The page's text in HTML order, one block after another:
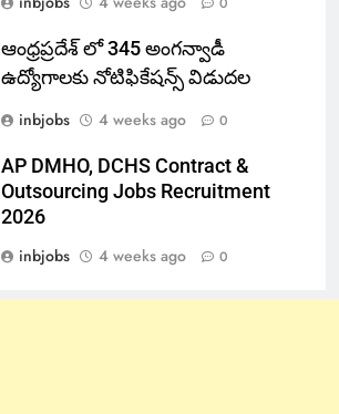
ఆంధ్రప్రదేశ్ లో 345 అంగన్వాడీ
ఉద్యోగాలకు నోటిఫికేషన్స్ విడుదల
inbjobs
4 weeks ago 0
AP DMHO, DCHS Contract &
Outsourcing Jobs Recruitment
2026
inbjobs
4 weeks ago 0